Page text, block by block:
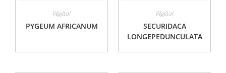
Végétal
PYGEUM AFRICANUM
Végétal
SECURIDACA
LONGEPEDUNCULATA